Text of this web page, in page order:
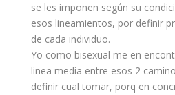
se les imponen según su
esos lineamientos, por definir
de cada individuo.
Yo como bisexual me en
linea media entre esos 2
definir cual tomar, porq en